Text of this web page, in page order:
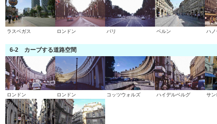
ラスベガス ロンドン パリ ベルン ハノ
6-2 カーブする道路空間
ロンドン ロンドン コッツウォルズ ハイデルベルグ サン